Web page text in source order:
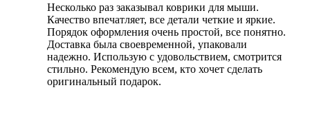
Несколько раз заказывал коврики для мыши.
Качество впечатляет, все детали четкие и яркие.
Порядок оформления очень простой, все понятно.
Доставка была своевременной, упаковали
надежно. Использую с удовольствием, смотрится
стильно. Рекомендую всем, кто хочет сделать
оригинальный подарок.